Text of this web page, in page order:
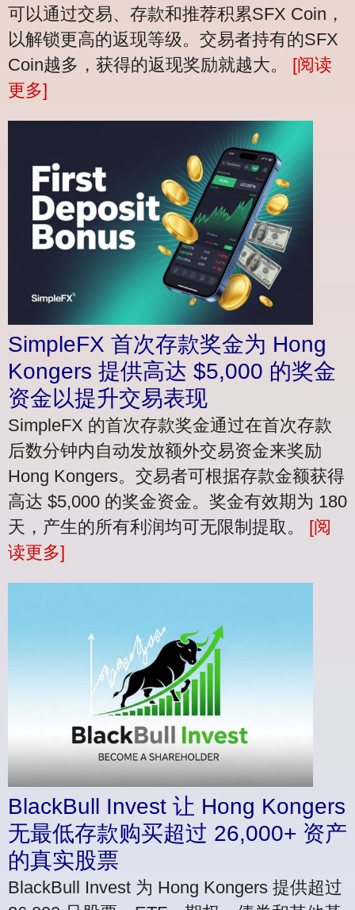
可以通过交易、存款和推荐积累SFX Coin，
以解锁更高的返现等级。交易者持有的SFX
Coin越多，获得的返现奖励就越大。 [阅读
更多]
SimpleFX 首次存款奖金为 Hong
Kongers 提供高达 $5,000 的奖金
资金以提升交易表现
SimpleFX 的首次存款奖金通过在首次存款
后数分钟内自动发放额外交易资金来奖励
Hong Kongers。交易者可根据存款金额获得
高达 $5,000 的奖金资金。奖金有效期为 180
天，产生的所有利润均可无限制提取。 [阅
读更多]
BlackBull Invest 让 Hong Kongers
无最低存款购买超过 26,000+ 资产
的真实股票
BlackBull Invest 为 Hong Kongers 提供超过